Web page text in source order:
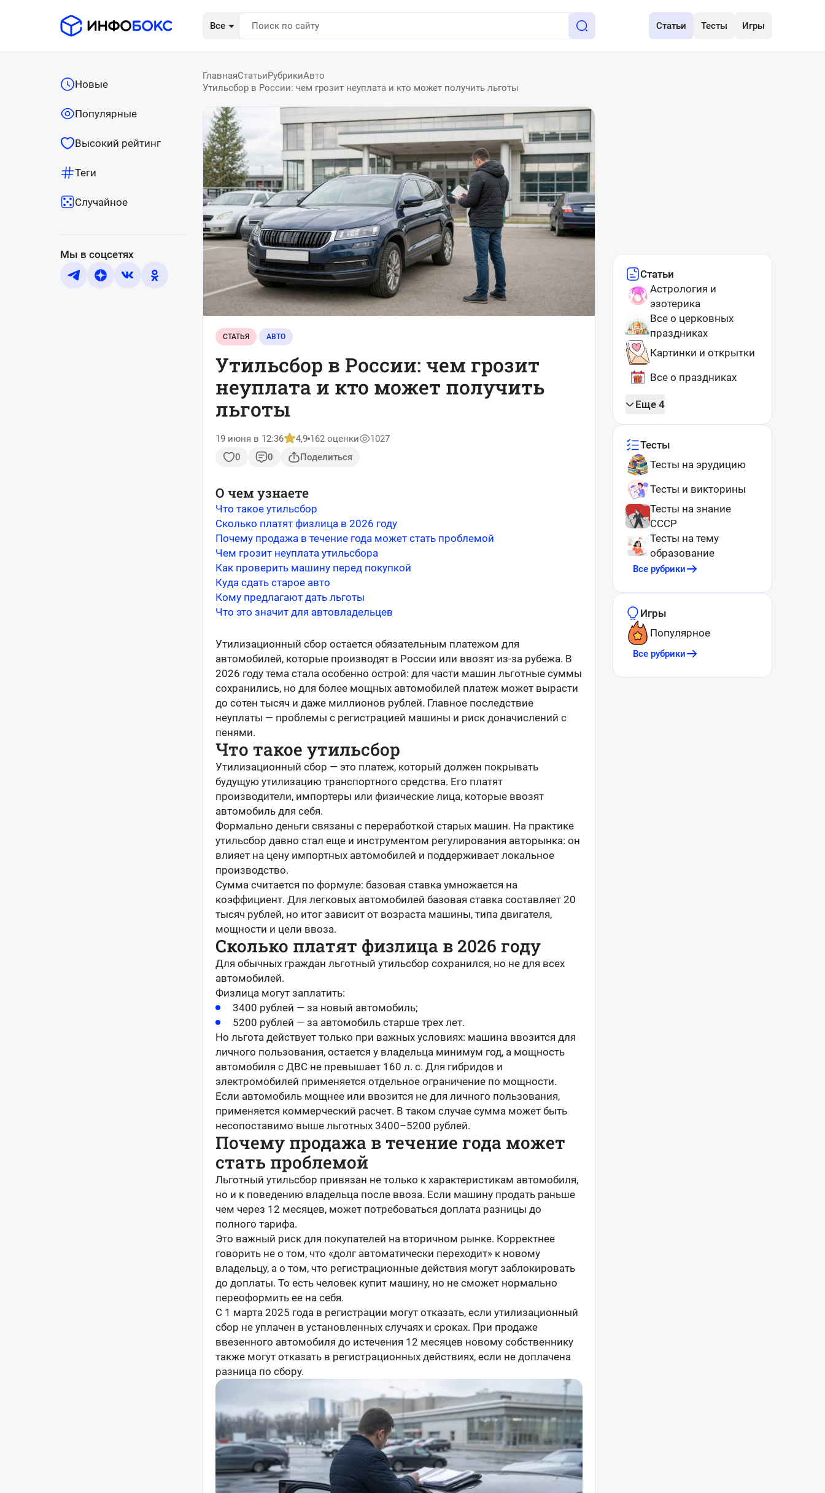
Все Статьи Тесты Игры
Новые
Популярные
Высокий рейтинг
Теги
Случайное
Мы в соцсетях
ГлавнаяСтатьиРубрикиАвто
Утильсбор в России: чем грозит неуплата и кто может получить льготы
СТАТЬЯ АВТО
Утильсбор в России: чем грозит
неуплата и кто может получить
льготы
19 июня в 12:36 4,9 162 оценки
1027
0
0 Поделиться
О чем узнаете
Что такое утильсбор
Сколько платят физлица в 2026 году
Почему продажа в течение года может стать проблемой
Чем грозит неуплата утильсбора
Как проверить машину перед покупкой
Куда сдать старое авто
Кому предлагают дать льготы
Что это значит для автовладельцев
Утилизационный сбор остается обязательным платежом для
автомобилей, которые производят в России или ввозят из-за рубежа. В
2026 году тема стала особенно острой: для части машин льготные суммы
сохранились, но для более мощных автомобилей платеж может вырасти
до сотен тысяч и даже миллионов рублей. Главное последствие
неуплаты — проблемы с регистрацией машины и риск доначислений с
пенями.
Что такое утильсбор
Утилизационный сбор — это платеж, который должен покрывать
будущую утилизацию транспортного средства. Его платят
производители, импортеры или физические лица, которые ввозят
автомобиль для себя.
Формально деньги связаны с переработкой старых машин. На практике
утильсбор давно стал еще и инструментом регулирования авторынка: он
влияет на цену импортных автомобилей и поддерживает локальное
производство.
Сумма считается по формуле: базовая ставка умножается на
коэффициент. Для легковых автомобилей базовая ставка составляет 20
тысяч рублей, но итог зависит от возраста машины, типа двигателя,
мощности и цели ввоза.
Сколько платят физлица в 2026 году
Для обычных граждан льготный утильсбор сохранился, но не для всех
автомобилей.
Физлица могут заплатить:
3400 рублей — за новый автомобиль;
5200 рублей — за автомобиль старше трех лет.
Но льгота действует только при важных условиях: машина ввозится для
личного пользования, остается у владельца минимум год, а мощность
автомобиля с ДВС не превышает 160 л. с. Для гибридов и
электромобилей применяется отдельное ограничение по мощности.
Если автомобиль мощнее или ввозится не для личного пользования,
применяется коммерческий расчет. В таком случае сумма может быть
несопоставимо выше льготных 3400–5200 рублей.
Почему продажа в течение года может
стать проблемой
Льготный утильсбор привязан не только к характеристикам автомобиля,
но и к поведению владельца после ввоза. Если машину продать раньше
чем через 12 месяцев, может потребоваться доплата разницы до
полного тарифа.
Это важный риск для покупателей на вторичном рынке. Корректнее
говорить не о том, что «долг автоматически переходит» к новому
владельцу, а о том, что регистрационные действия могут заблокировать
до доплаты. То есть человек купит машину, но не сможет нормально
переоформить ее на себя.
С 1 марта 2025 года в регистрации могут отказать, если утилизационный
сбор не уплачен в установленных случаях и сроках. При продаже
ввезенного автомобиля до истечения 12 месяцев новому собственнику
также могут отказать в регистрационных действиях, если не доплачена
разница по сбору.
Статьи
Астрология и
эзотерика
Все о церковных
праздниках
Картинки и открытки
Все о праздниках
Еще 4
Тесты
Тесты на эрудицию
Тесты и викторины
Тесты на знание
СССР
Тесты на тему
образование
Все рубрики
Игры
Популярное
Все рубрики